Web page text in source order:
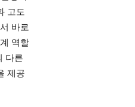
고도
바로
역할
다른
제공